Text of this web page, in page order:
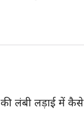
की लंबी लड़ाई